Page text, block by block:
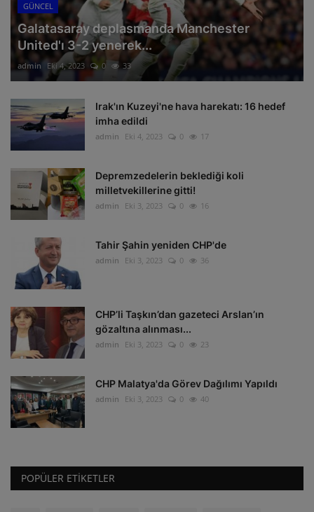
GÜNCEL
Galatasaray deplasmanda Manchester
United'ı 3-2 yenerek...
admin Eki 4, 2023 0 33
Irak'ın Kuzeyi'ne hava harekatı: 16 hedef
imha edildi
admin Eki 4, 2023 0 17
Depremzedelerin beklediği koli
milletvekillerine gitti!
admin Eki 3, 2023 0 16
Tahir Şahin yeniden CHP'de
admin Eki 3, 2023 0 36
CHP’li Taşkın’dan gazeteci Arslan’ın
gözaltına alınması...
admin Eki 3, 2023 0 23
CHP Malatya'da Görev Dağılımı Yapıldı
admin Eki 3, 2023 0 40
POPÜLER ETIKETLER